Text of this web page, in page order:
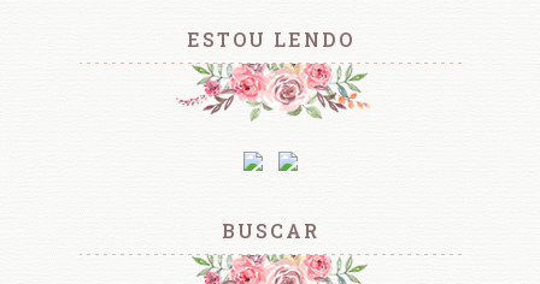
ESTOU LENDO
BUSCAR